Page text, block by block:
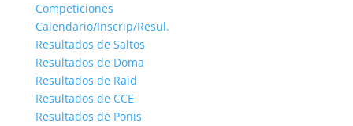
Competiciones
Calendario/Inscrip/Resul.
Resultados de Saltos
Resultados de Doma
Resultados de Raid
Resultados de CCE
Resultados de Ponis